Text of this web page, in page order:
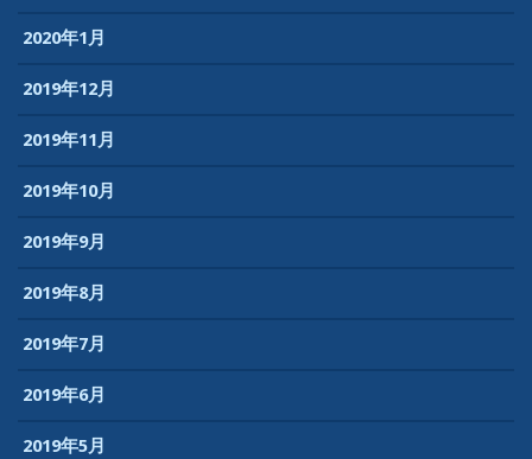
2020年1月
2019年12月
2019年11月
2019年10月
2019年9月
2019年8月
2019年7月
2019年6月
2019年5月